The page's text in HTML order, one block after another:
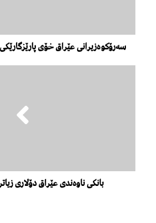
سەرۆکوەزیرانی عێراق خۆی
بانکی ناوه‌ندی عێراق دۆلاری